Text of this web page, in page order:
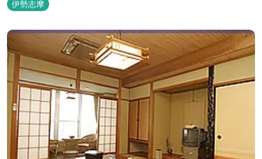
伊勢志摩